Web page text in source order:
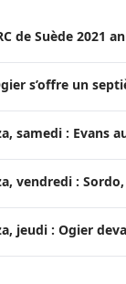
de Suède 2021
s’offre un
samedi : Evans
vendredi :
jeudi : Ogier